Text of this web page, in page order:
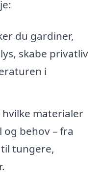
du gardiner,
skabe privatliv
i
materialer
behov – fra
tungere,